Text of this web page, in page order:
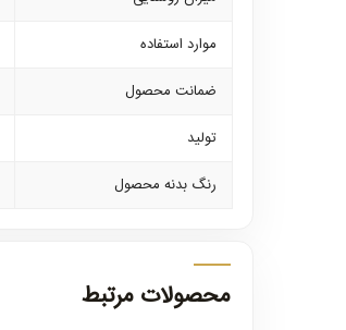
موارد استفاده
ضمانت محصول
تولید
رنگ بدنه محصول
محصولات مرتبط